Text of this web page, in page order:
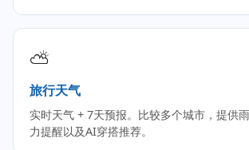
⛅
旅行天气
实时天气 + 7天预报。比较多个城市，提供
力提醒以及AI穿搭推荐。